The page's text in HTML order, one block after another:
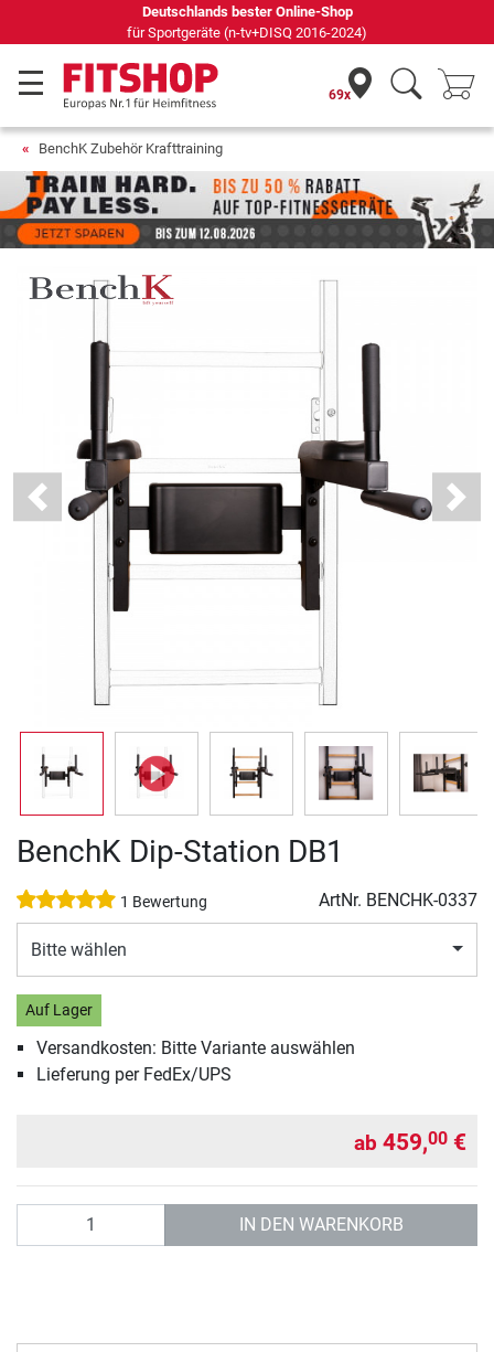
Deutschlands bester Online-Shop
für Sportgeräte (n-tv+DISQ 2016-2024)
69x
BenchK Zubehör Krafttraining
Previous Next
BenchK Dip-Station DB1
1 Bewertung ArtNr. BENCHK-0337
Bitte wählen
Auf Lager
Versandkosten: Bitte Variante auswählen
Lieferung per FedEx/UPS
ab 459,00 €
IN DEN WARENKORB